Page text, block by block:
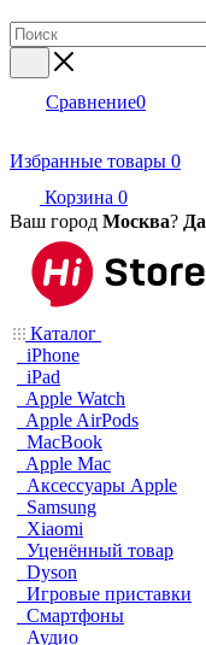
Сравнение0
Избранные товары 0
Корзина 0
Ваш город Москва? Да
Каталог
iPhone
iPad
Apple Watch
Apple AirPods
MacBook
Apple Mac
Аксессуары Apple
Samsung
Xiaomi
Уценённый товар
Dyson
Игровые приставки
Смартфоны
Аудио